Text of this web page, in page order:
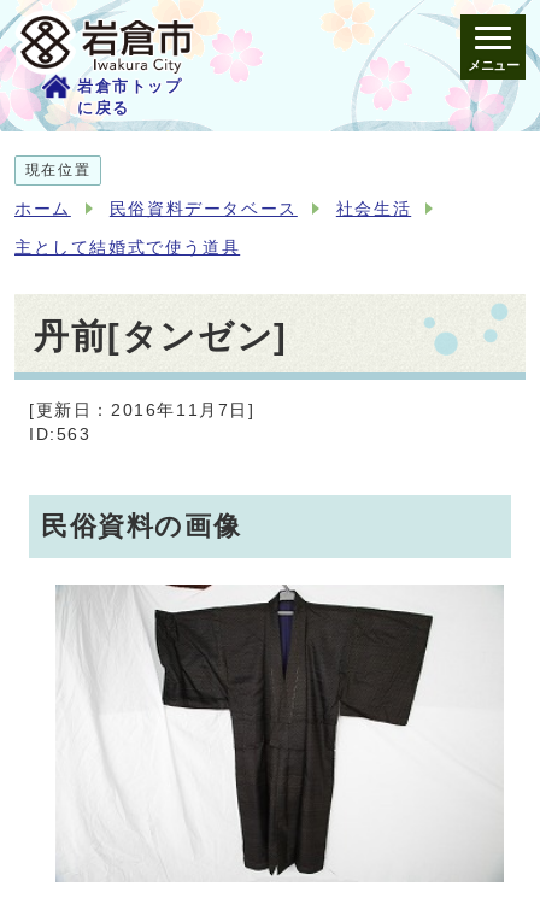
岩倉市トップ
に戻る
メニュー
現在位置
ホーム 民俗資料データベース 社会生活
主として結婚式で使う道具
丹前[タンゼン]
[更新日：2016年11月7日]
ID:563
民俗資料の画像